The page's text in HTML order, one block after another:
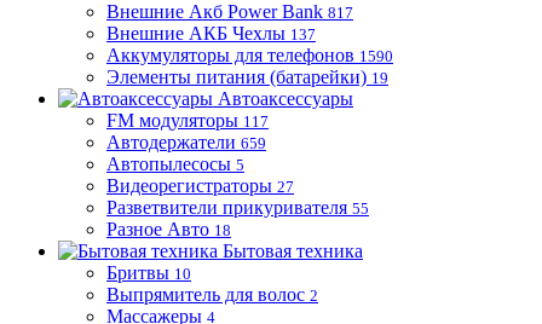
Внешние Акб Power Bank 817
Внешние АКБ Чехлы 137
Аккумуляторы для телефонов 1590
Элементы питания (батарейки) 19
Автоаксессуары
FM модуляторы 117
Автодержатели 659
Автопылесосы 5
Видеорегистраторы 27
Разветвители прикуривателя 55
Разное Авто 18
Бытовая техника
Бритвы 10
Выпрямитель для волос 2
Массажеры 4